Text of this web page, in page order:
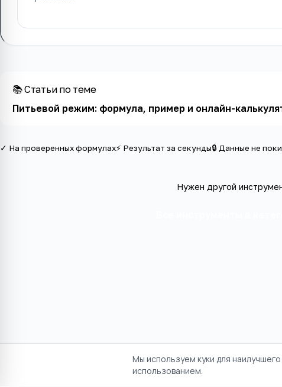
📚 Статьи по теме
Питьевой режим: формула, пример и онлайн-
✓ На проверенных формулах⚡ Результат за секунды🔒 Данные не
Нужен другой
Мы используем куки для
использованием.